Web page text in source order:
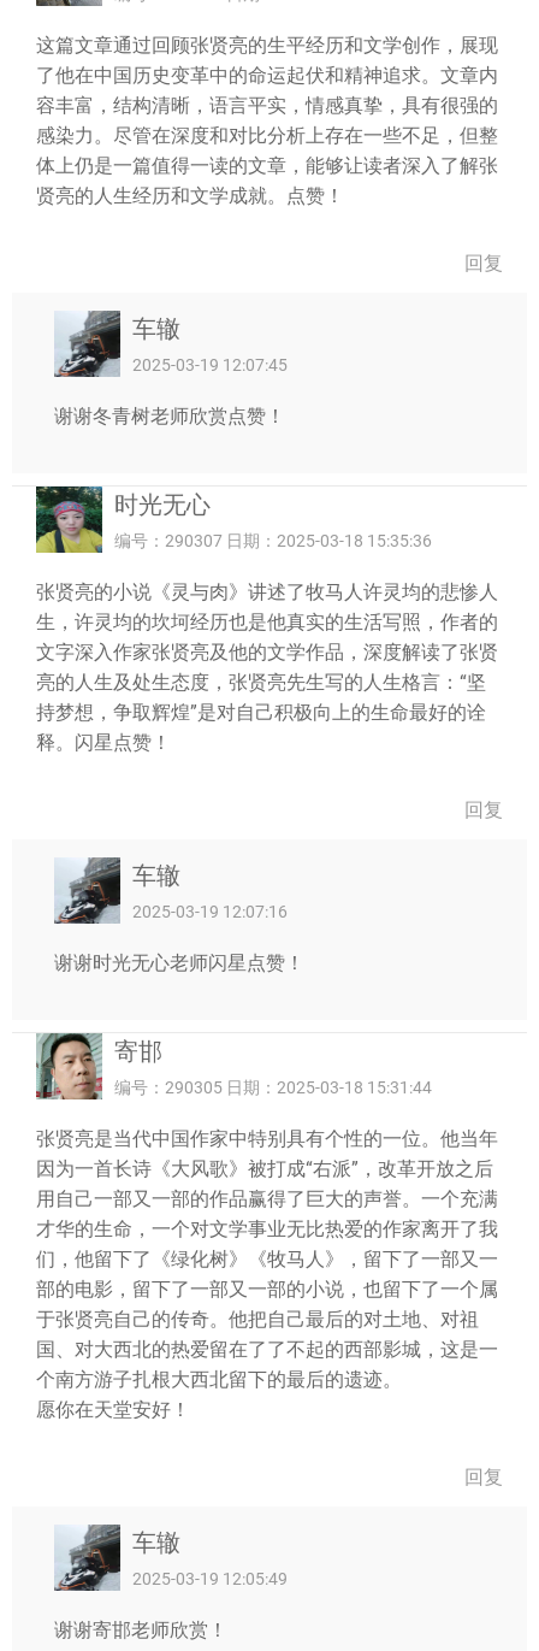
这篇文章通过回顾张贤亮的生平经历和文学创作，展现
了他在中国历史变革中的命运起伏和精神追求。文章内
容丰富，结构清晰，语言平实，情感真挚，具有很强的
感染力。尽管在深度和对比分析上存在一些不足，但整
体上仍是一篇值得一读的文章，能够让读者深入了解张
贤亮的人生经历和文学成就。点赞！
回复
车辙
2025-03-19 12:07:45
谢谢冬青树老师欣赏点赞！
时光无心
编号：290307 日期：2025-03-18 15:35:36
张贤亮的小说《灵与肉》讲述了牧马人许灵均的悲惨人
生，许灵均的坎坷经历也是他真实的生活写照，作者的
文字深入作家张贤亮及他的文学作品，深度解读了张贤
亮的人生及处生态度，张贤亮先生写的人生格言：“坚
持梦想，争取辉煌”是对自己积极向上的生命最好的诠
释。闪星点赞！
回复
车辙
2025-03-19 12:07:16
谢谢时光无心老师闪星点赞！
寄邯
编号：290305 日期：2025-03-18 15:31:44
张贤亮是当代中国作家中特别具有个性的一位。他当年
因为一首长诗《大风歌》被打成“右派”，改革开放之后
用自己一部又一部的作品赢得了巨大的声誉。一个充满
才华的生命，一个对文学事业无比热爱的作家离开了我
们，他留下了《绿化树》《牧马人》，留下了一部又一
部的电影，留下了一部又一部的小说，也留下了一个属
于张贤亮自己的传奇。他把自己最后的对土地、对祖
国、对大西北的热爱留在了了不起的西部影城，这是一
个南方游子扎根大西北留下的最后的遗迹。
愿你在天堂安好！
回复
车辙
2025-03-19 12:05:49
谢谢寄邯老师欣赏！